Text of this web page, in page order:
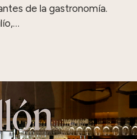
de la gastronomía.